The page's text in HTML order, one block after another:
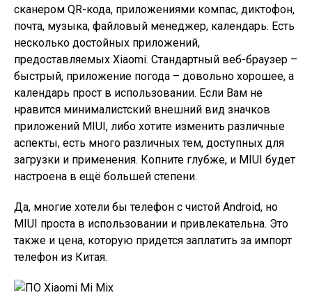
сканером QR-кода, приложениями компас, диктофон,
почта, музыка, файловый менеджер, календарь. Есть
несколько достойных приложений,
предоставляемых Xiaomi. Стандартный веб-браузер –
быстрый, приложение погода – довольно хорошее, а
календарь прост в использовании. Если Вам не
нравится минималистский внешний вид значков
приложений MIUI, либо хотите изменить различные
аспекты, есть много различных тем, доступных для
загрузки и применения. Копните глубже, и MIUI будет
настроена в ещё большей степени.
Да, многие хотели бы телефон с чистой Android, но
MIUI проста в использовании и привлекательна. Это
также и цена, которую придется заплатить за импорт
телефон из Китая.